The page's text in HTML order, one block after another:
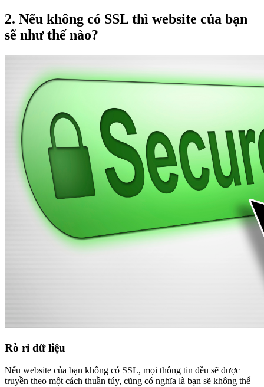
2. Nếu không có SSL thì website của bạn
sẽ như thế nào?
Rò rỉ dữ liệu
Nếu website của bạn không có SSL, mọi thông tin đều sẽ được
truyền theo một cách thuần túy, cũng có nghĩa là bạn sẽ không thể